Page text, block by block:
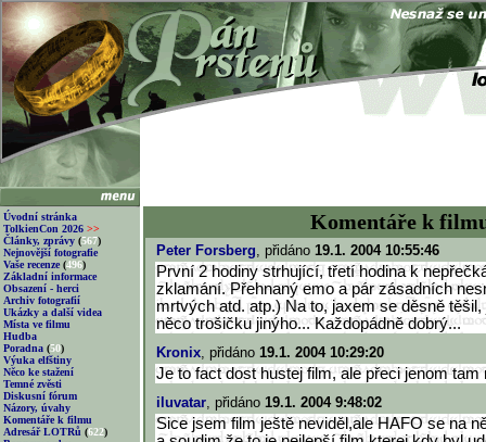
Úvodní stránka
TolkienCon 2026 >>
Články, zprávy (567)
Nejnovější fotografie
Vaše recenze (496)
Základní informace
Obsazení - herci
Archiv fotografií
Ukázky a další videa
Místa ve filmu
Hudba
Poradna (50)
Výuka elfštiny
Něco ke stažení
Temné zvěsti
Diskusní fórum
Názory, úvahy
Komentáře k filmu
Adresář LOTRů (622)
Komentáře k
Peter Forsberg, přidáno 19.1. 2004 10:55:46
První 2 hodiny strhující, třetí hodina k
zklamání. Přehnaný emo a pár zásadních
mrtvých atd. atp.) Na to, jaxem se děsně
něco trošičku jinýho... Každopádně dobrý...
Kronix, přidáno 19.1. 2004 10:29:20
Je to fact dost hustej film, ale přeci jenom tam
iluvatar, přidáno 19.1. 2004 9:48:02
Sice jsem film ještě neviděl,ale HAFO se na